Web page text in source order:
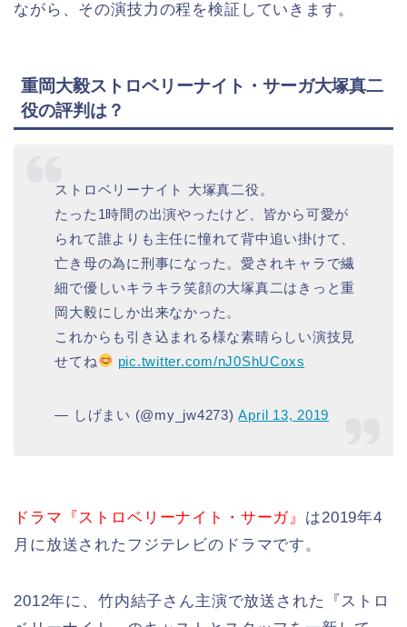
ながら、その演技力の程を検証していきます。
重岡大毅ストロベリーナイト・サーガ大塚真二
役の評判は？
ストロベリーナイト 大塚真二役。
たった1時間の出演やったけど、皆から可愛が
られて誰よりも主任に憧れて背中追い掛けて、
亡き母の為に刑事になった。愛されキャラで繊
細で優しいキラキラ笑顔の大塚真二はきっと重
岡大毅にしか出来なかった。
これからも引き込まれる様な素晴らしい演技見
せてね
pic.twitter.com/nJ0ShUCoxs
— しげまい (@my_jw4273)April 13, 2019
ドラマ『ストロベリーナイト・サーガ』 は2019年4
月に放送されたフジテレビのドラマです。
2012年に、竹内結子さん主演で放送された『ストロ